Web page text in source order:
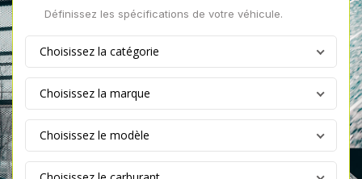
Définissez les spécifications de votre véhicule.